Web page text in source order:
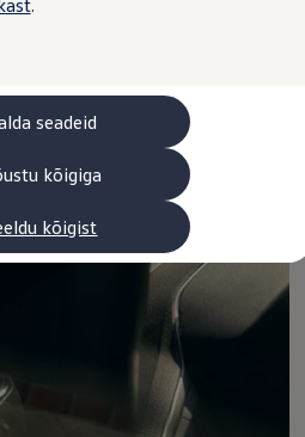
.
kõigiga
kõigist
seadeid
sõiduulatus
töökojas: lõpp õlivahetustele
ID. jaoks.